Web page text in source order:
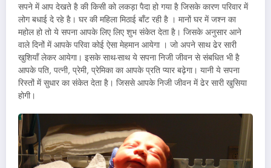
सपने में आप देखते है की किसी को लकड़ा पैदा हो गया है जिसके कारण परिवार में
लोग बधाई दे रहे है। घर की महिला मिठाई बाँट रही है । मानों घर में जश्न का
महोल हो तो ये सपना आपके लिए लिए शुभ संकेत देता है। जिसके अनुसार आने
वाले दिनों में आपके परिवा कोई ऐसा मेहमान आयेगा । जो अपने साथ ढेर सारी
खुशियाँ लेकर आयेगा। इसके साथ-साथ ये सपना निजी जीवन से संबधित भी है
आपके पति, पत्नी, प्रेमी, प्रेमिका का आपके प्रति प्यार बढ़ेगा। यानी ये सपना
रिस्तों में सुधार का संकेत देता है। जिससे आपके निजी जीवन में ढेर सारी खुसिया
होगी।